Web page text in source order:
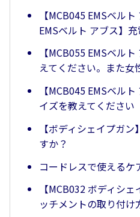
【MCB045 EMSベル
EMSベルト アブス】
【MCB055 EMSベル
えてください。また女
【MCB045 EMSベル
イズを教えてください
【ボディシェイプガ
すか？
コードレスで使えるケ
【MCB032 ボディシ
ッチメントの取り付